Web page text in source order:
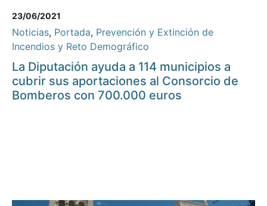
23/06/2021
Noticias, Portada, Prevención y Extinción de
Incendios y Reto Demográfico
La Diputación ayuda a 114 municipios a
cubrir sus aportaciones al Consorcio de
Bomberos con 700.000 euros